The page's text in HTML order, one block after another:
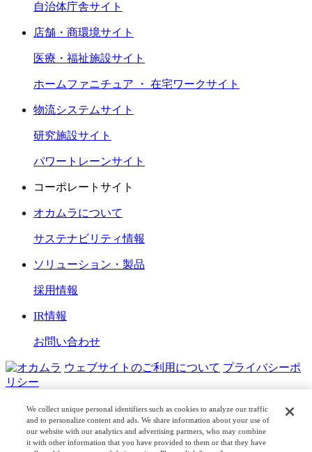
自治体庁舎サイト
店舗・商環境サイト
医療・福祉施設サイト
ホームファニチュア ・ 在宅ワークサイト
物流システムサイト
研究施設サイト
パワートレーンサイト
コーポレートサイト
オカムラについて
サステナビリティ情報
ソリューション・製品
採用情報
IR情報
お問い合わせ
ウェブサイトのご利用について プライバシーポ
リシー
COPYRIGHT © OKAMURA CORPORATION. ALL RIGHTS
RESERVED.
日本公式 企業広報
We collect unique personal identifiers such as cookies to analyze our traffic
and to personalize content and ads. We share information about your use of
our website with our analytics and advertising partners, who may combine
it with other information that you have provided to them or that they have